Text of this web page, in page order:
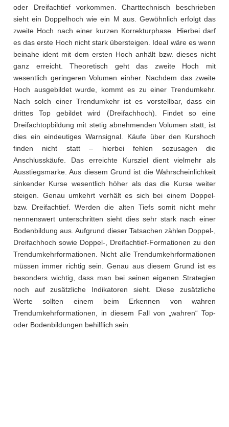
oder Dreifachtief vorkommen. Charttechnisch beschrieben
sieht ein Doppelhoch wie ein M aus. Gewöhnlich erfolgt das
zweite Hoch nach einer kurzen Korrekturphase. Hierbei darf
es das erste Hoch nicht stark übersteigen. Ideal wäre es wenn
beinahe ident mit dem ersten Hoch anhält bzw. dieses nicht
ganz erreicht. Theoretisch geht das zweite Hoch mit
wesentlich geringeren Volumen einher. Nachdem das zweite
Hoch ausgebildet wurde, kommt es zu einer Trendumkehr.
Nach solch einer Trendumkehr ist es vorstellbar, dass ein
drittes Top gebildet wird (Dreifachhoch). Findet so eine
Dreifachtopbildung mit stetig abnehmenden Volumen statt, ist
dies ein eindeutiges Warnsignal. Käufe über den Kurshoch
finden nicht statt – hierbei fehlen sozusagen die
Anschlusskäufe. Das erreichte Kursziel dient vielmehr als
Ausstiegsmarke. Aus diesem Grund ist die Wahrscheinlichkeit
sinkender Kurse wesentlich höher als das die Kurse weiter
steigen. Genau umkehrt verhält es sich bei einem Doppel-
bzw. Dreifachtief. Werden die alten Tiefs somit nicht mehr
nennenswert unterschritten sieht dies sehr stark nach einer
Bodenbildung aus. Aufgrund dieser Tatsachen zählen Doppel-,
Dreifachhoch sowie Doppel-, Dreifachtief-Formationen zu den
Trendumkehrformationen. Nicht alle Trendumkehrformationen
müssen immer richtig sein. Genau aus diesem Grund ist es
besonders wichtig, dass man bei seinen eigenen Strategien
noch auf zusätzliche Indikatoren sieht. Diese zusätzliche
Werte sollten einem beim Erkennen von wahren
Trendumkehrformationen, in diesem Fall von „wahren“ Top-
oder Bodenbildungen behilflich sein.